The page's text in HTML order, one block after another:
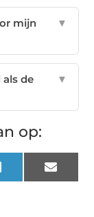
mijn
▼
de
▼
op:
LinkedIn Email